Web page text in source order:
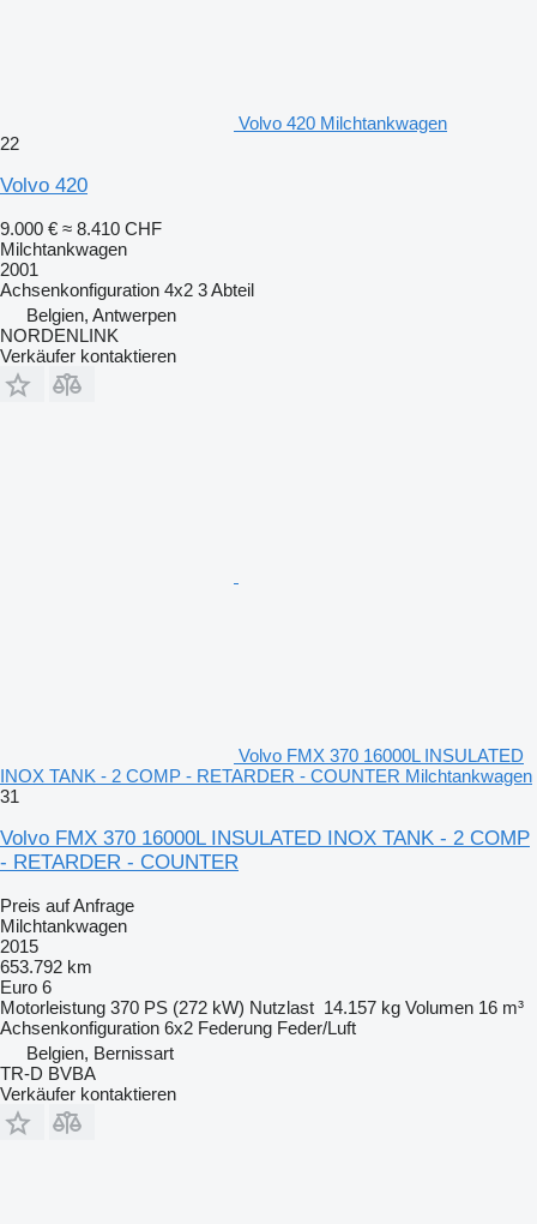
Volvo 420 Milchtankwagen
22
Volvo 420
9.000 € ≈ 8.410 CHF
Milchtankwagen
2001
Achsenkonfiguration 4x2 3 Abteil
Belgien, Antwerpen
NORDENLINK
Verkäufer kontaktieren
Volvo FMX 370 16000L INSULATED
INOX TANK - 2 COMP - RETARDER - COUNTER Milchtankwagen
31
Volvo FMX 370 16000L INSULATED INOX TANK - 2 COMP
- RETARDER - COUNTER
Preis auf Anfrage
Milchtankwagen
2015
653.792 km
Euro 6
Motorleistung 370 PS (272 kW) Nutzlast 14.157 kg Volumen 16 m³
Achsenkonfiguration 6x2 Federung Feder/Luft
Belgien, Bernissart
TR-D BVBA
Verkäufer kontaktieren